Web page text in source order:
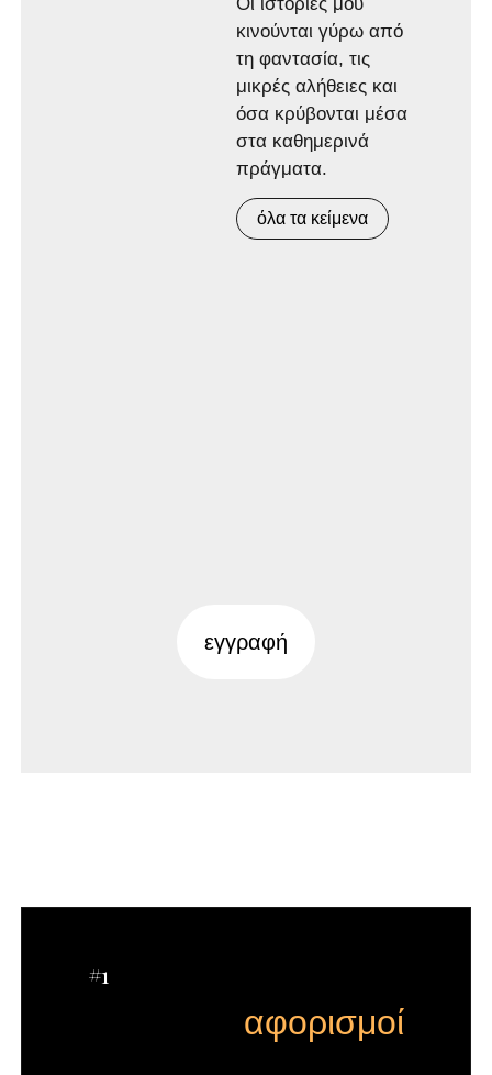
Οι ιστορίες μου
κινούνται γύρω από
τη φαντασία, τις
μικρές αλήθειες και
όσα κρύβονται μέσα
στα καθημερινά
πράγματα.
όλα τα κείμενα
εγγραφή
#1
αφορισμοί